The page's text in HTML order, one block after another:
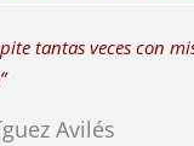
tantas veces con
Avilés